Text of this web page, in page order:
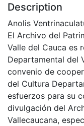
Description
Anolis
El Archivo del
Valle del Cauca es
Departamental del
convenio de
del Cultura
esfuerzos para su
divulgación del
Vallecaucana,